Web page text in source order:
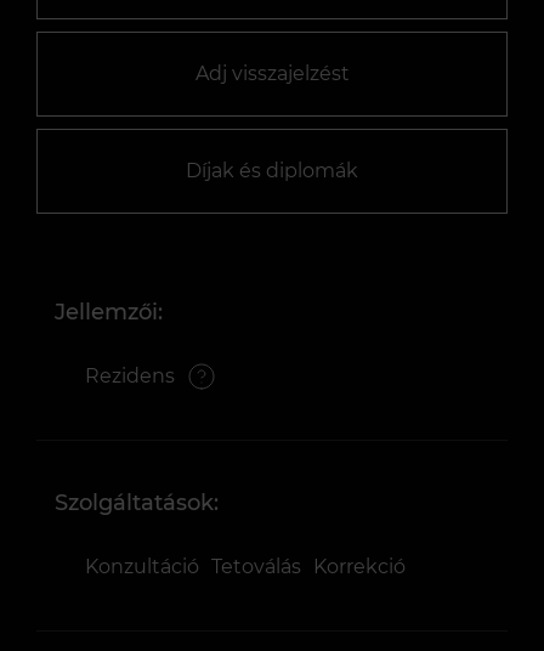
Adj visszajelzést
Díjak és diplomák
Jellemzői:
Rezidens
Szolgáltatások:
Konzultáció Tetoválás Korrekció